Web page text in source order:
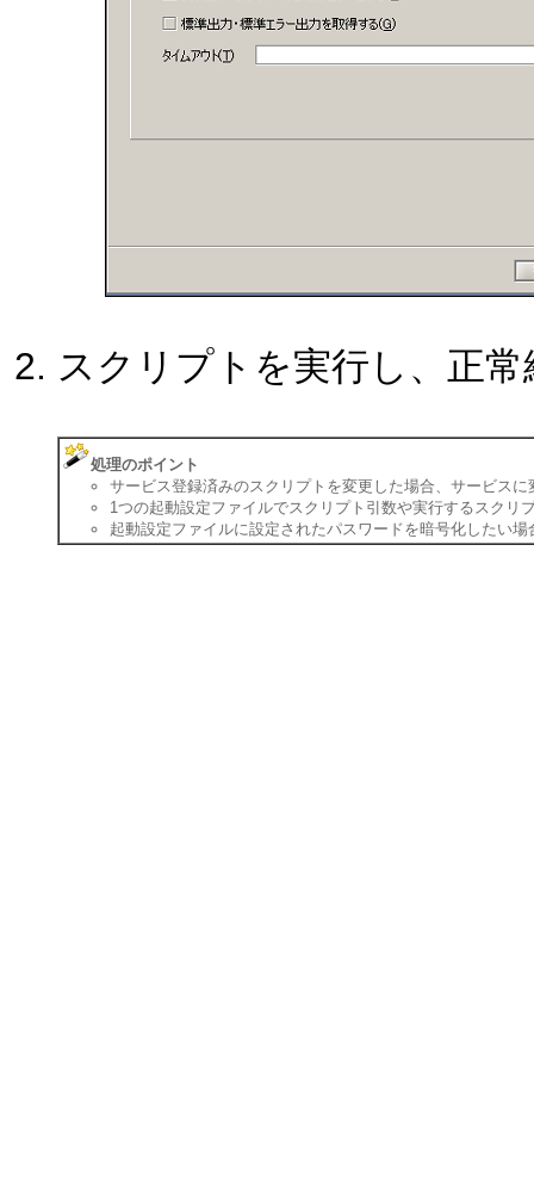
スクリプトを実行し、正
処理のポイント
サービス登録済みのスクリプトを変更した場合、サービス
1つの起動設定ファイルでスクリプト引数や実行するスクリ
起動設定ファイルに設定されたパスワードを暗号化したい場